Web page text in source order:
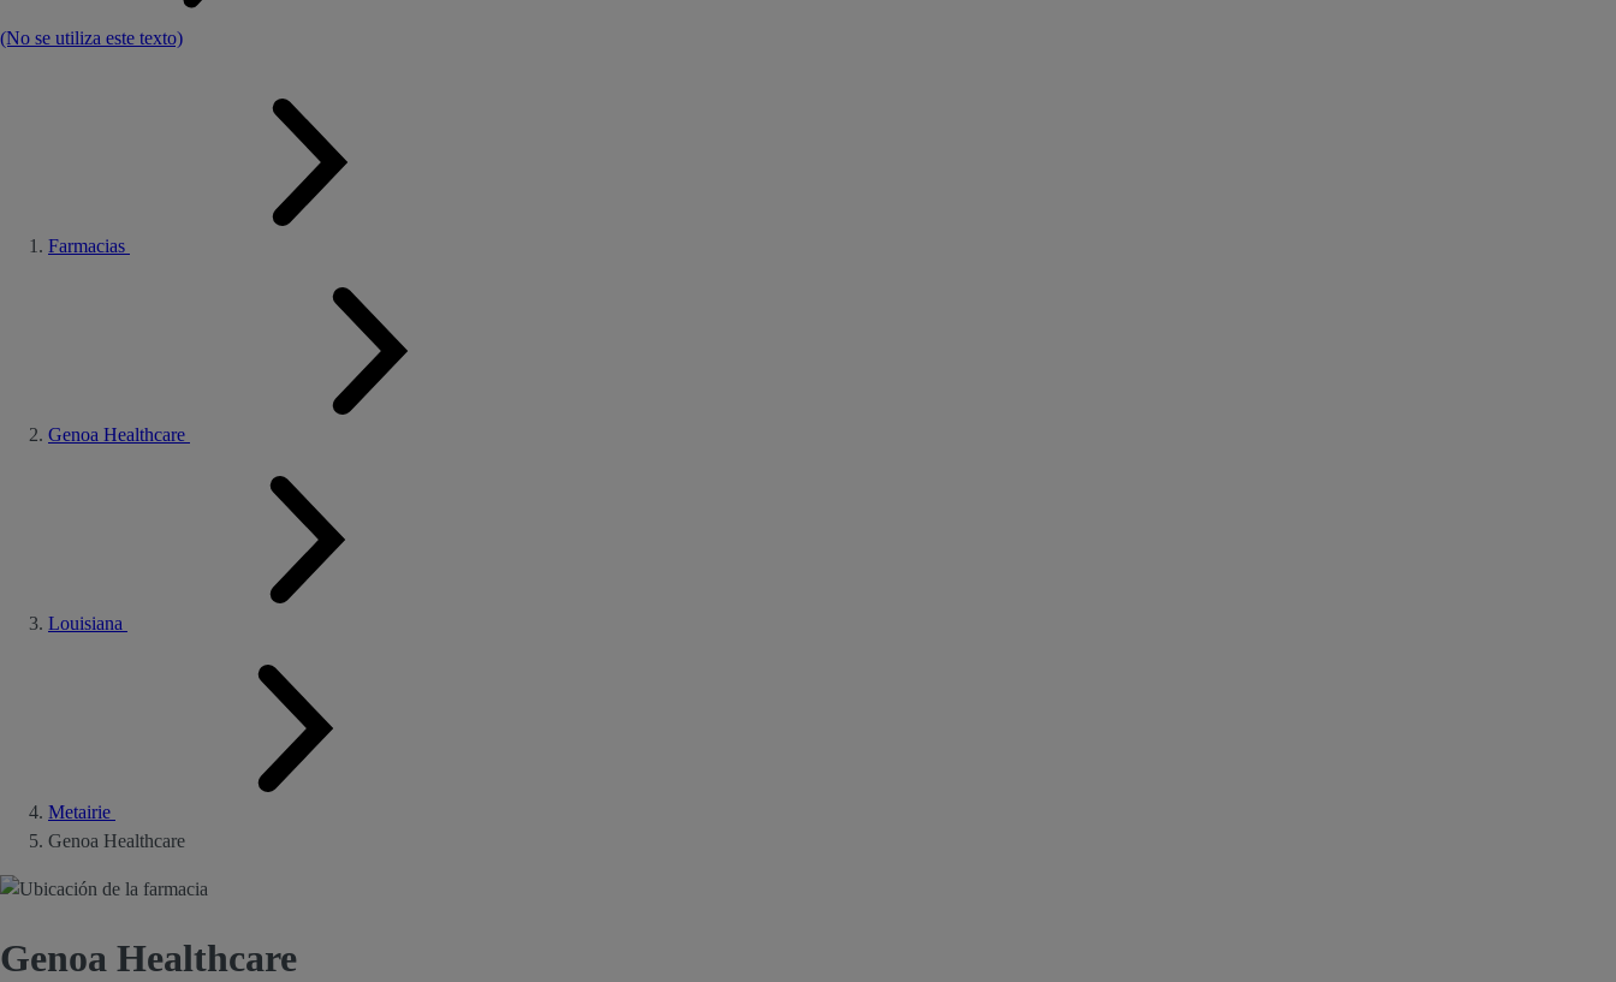
(No se utiliza este texto)
Farmacias
Genoa Healthcare
Louisiana
Metairie
Genoa Healthcare
Genoa Healthcare